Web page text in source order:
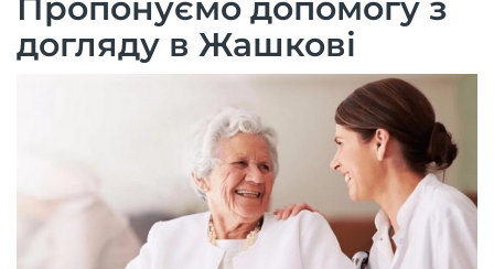
Пропонуємо допомогу з
догляду в Жашкові